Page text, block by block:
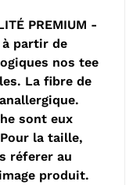
PREMIUM -
partir de
nos tee
La fibre de
sont eux
la taille,
réferer au
produit.